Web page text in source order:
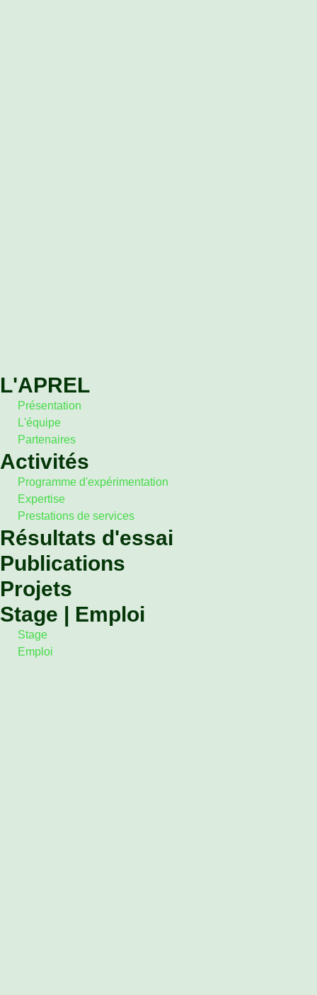
L'APREL
Présentation
L'équipe
Partenaires
Activités
Programme d'expérimentation
Expertise
Prestations de services
Résultats d'essai
Publications
Projets
Stage | Emploi
Stage
Emploi